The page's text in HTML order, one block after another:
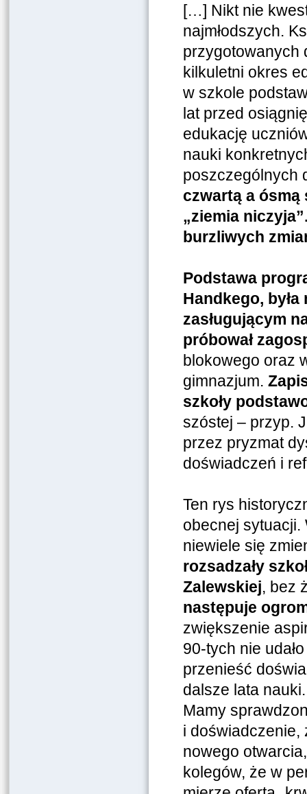
[…] Nikt nie
najmłodszych.
przygotowanych
kilkuletni okres
w szkole
lat przed
edukację
nauki
poszczególnych
czwartą a ósmą
„ziemia
burzliwych
Podstawa
Handkego,
zasługującym
próbował
blokowego oraz
gimnazjum.
szkoły
szóstej – przyp.
przez pryzmat
doświadczeń i
Ten rys
obecnej sytuacji.
niewiele się
rozsadzały
Zalewskiej, bez
następuje
zwiększenie
90-tych nie
przenieść
dalsze lata
Mamy
i doświadczenie,
nowego
kolegów, że w